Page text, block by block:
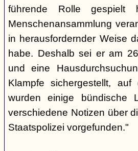
führende Rolle
Menschenansammlung
in herausfordernder Weise
habe. Deshalb sei er am
und eine
Klampfe sichergestellt,
wurden einige bündische
verschiedene Notizen über
Staatspolizei vorgefunden."